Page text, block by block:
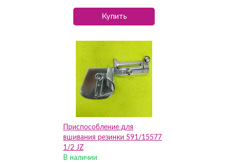
Купить
Приспособление для
вшивания резинки S91/15577
1/2 JZ
В наличии